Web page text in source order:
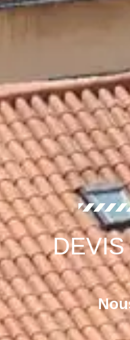
DEVIS